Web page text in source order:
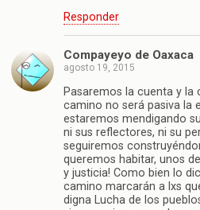
Responder
Compayeyo de Oaxaca
agosto 19, 2015
Pasaremos la cuenta y la
camino no será pasiva la
estaremos mendigando
ni sus reflectores, ni su
seguiremos
queremos habitar, unos
y justicia! Como bien lo
camino marcarán a lxs
digna Lucha de los